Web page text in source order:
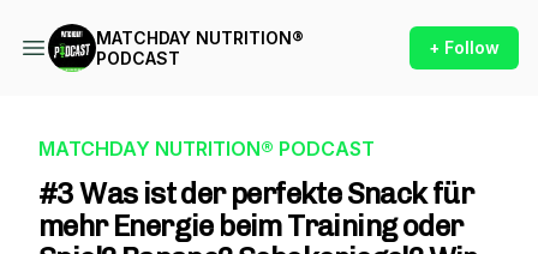
MATCHDAY NUTRITION®
PODCAST
+ Follow
MATCHDAY NUTRITION® PODCAST
#3 Was ist der perfekte Snack für
mehr Energie beim Training oder